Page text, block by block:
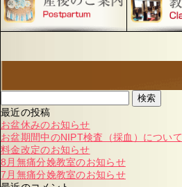
検索
最近の投稿
お盆休みのお知らせ
お盆期間中のNIPT検査（採血）について
料金改定のお知らせ
8月無痛分娩教室のお知らせ
7月無痛分娩教室のお知らせ